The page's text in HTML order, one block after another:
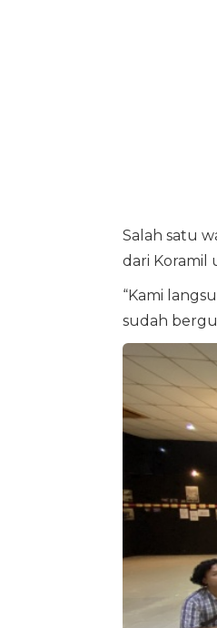
Salah satu
dari Koramil
“Kami
sudah